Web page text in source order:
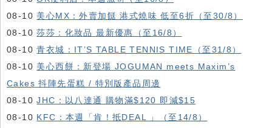
08-10 美心MX：外賣加餸 港式燒味 低至6折（至30/8）
08-10莎莎：化妝品 最新優惠（至16/8）
08-10青衣城：IT’S TABLE TENNIS TIME（至31/8）
08-10 美心西餅：新登場 JOGUMAN meets Maxim’s
Cakes 抖陣先蛋糕 / 特別版產品周邊
08-10JHC：以八達通 購物滿$120 即減$15
08-10 KFC ：本週「肯！抵DEAL 」（至14/8）